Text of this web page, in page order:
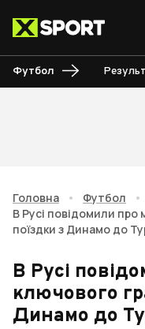
Футбол
Головна • Футбол
•
В Русі повідомили
поїздки з Динамо до
В Русі
ключового
Динамо до